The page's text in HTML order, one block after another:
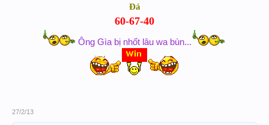
Đá
60-67-40
Ông Gìa bị nhốt lâu wa bùn...
27/2/13